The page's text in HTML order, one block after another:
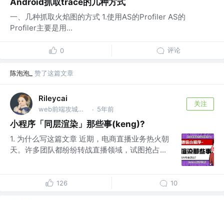
Android抓取trace的几种方式
一、几种抓取火焰图的方式 1.使用AS的Profiler AS的
Profiler主要是用...
0 评论
陈泡泡_ 赞了这篇文章
Rileycai
web前端攻城狮 @腾讯 · 5年前
关注
小程序「同层渲染」那些事(keng)?
1. 为什么写这篇文章 近期，电商直播业务热火朝
天。许多团队都纷纷转战直播领域，试图抢占...
126 10